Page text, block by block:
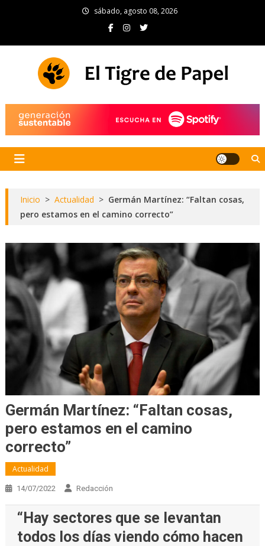
sábado, agosto 08, 2026
Inicio > Actualidad > Germán Martínez: “Faltan cosas,
pero estamos en el camino correcto”
Germán Martínez: “Faltan cosas,
pero estamos en el camino
correcto”
Actualidad
14/07/2022 Redacción
“Hay sectores que se levantan
todos los días viendo cómo hacen